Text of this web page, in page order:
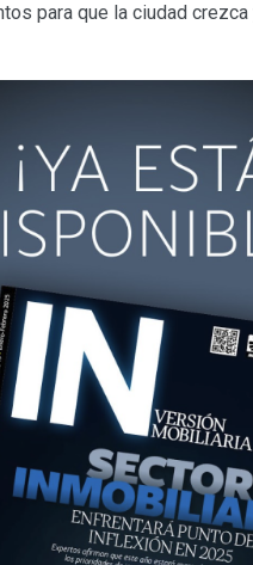
para que la ciudad